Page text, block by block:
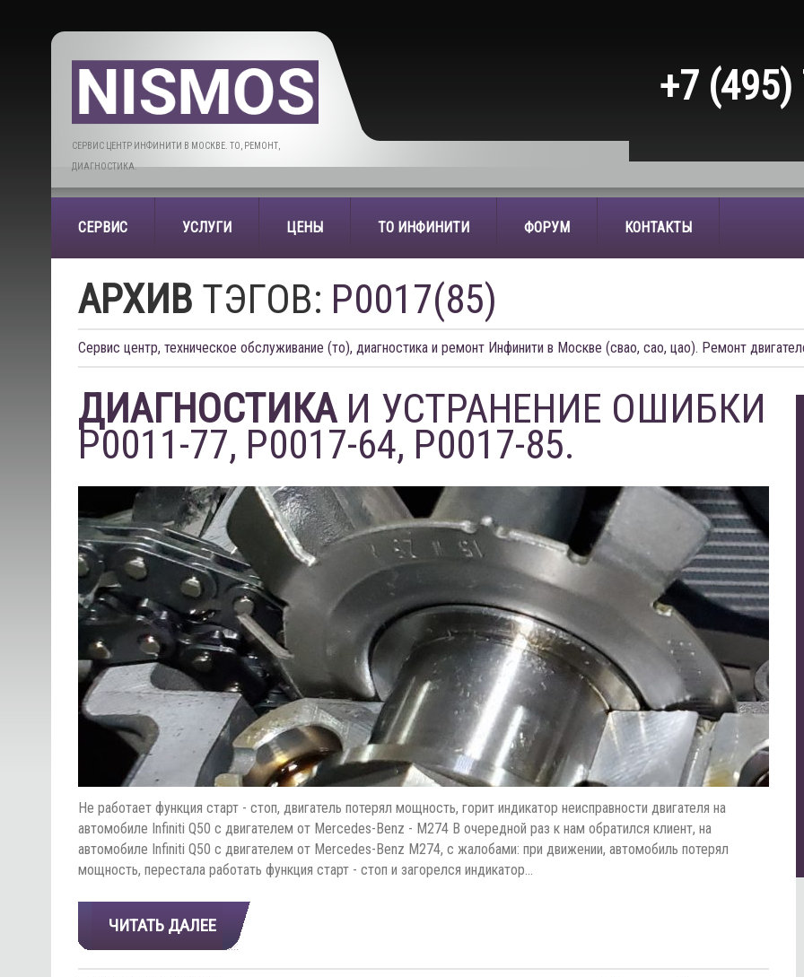
СЕРВИС ЦЕНТР ИНФИНИТИ В МОСКВЕ. ТО, РЕМОНТ,
ДИАГНОСТИКА.
+7 (495)
СЕРВИС УСЛУГИ ЦЕНЫ ТО ИНФИНИТИ ФОРУМ КОНТАКТЫ
АРХИВ ТЭГОВ: P0017(85)
Сервис центр, техническое обслуживание (то), диагностика и ремонт Инфинити в Москве (свао, сао, цао). Ремонт
ДИАГНОСТИКАИ УСТРАНЕНИЕ ОШИБКИ
Р0011-77, P0017-64, P0017-85.
Не работает функция старт - стоп, двигатель потерял мощность, горит индикатор неисправности двигателя на
автомобиле Infiniti Q50 c двигателем от Mercedes-Benz - M274 В очередной раз к нам обратился клиент, на
автомобиле Infiniti Q50 c двигателем от Mercedes-Benz M274, с жалобами: при движении, автомобиль потерял
мощность, перестала работать функция старт - стоп и загорелся индикатор…
ЧИТАТЬ ДАЛЕЕ